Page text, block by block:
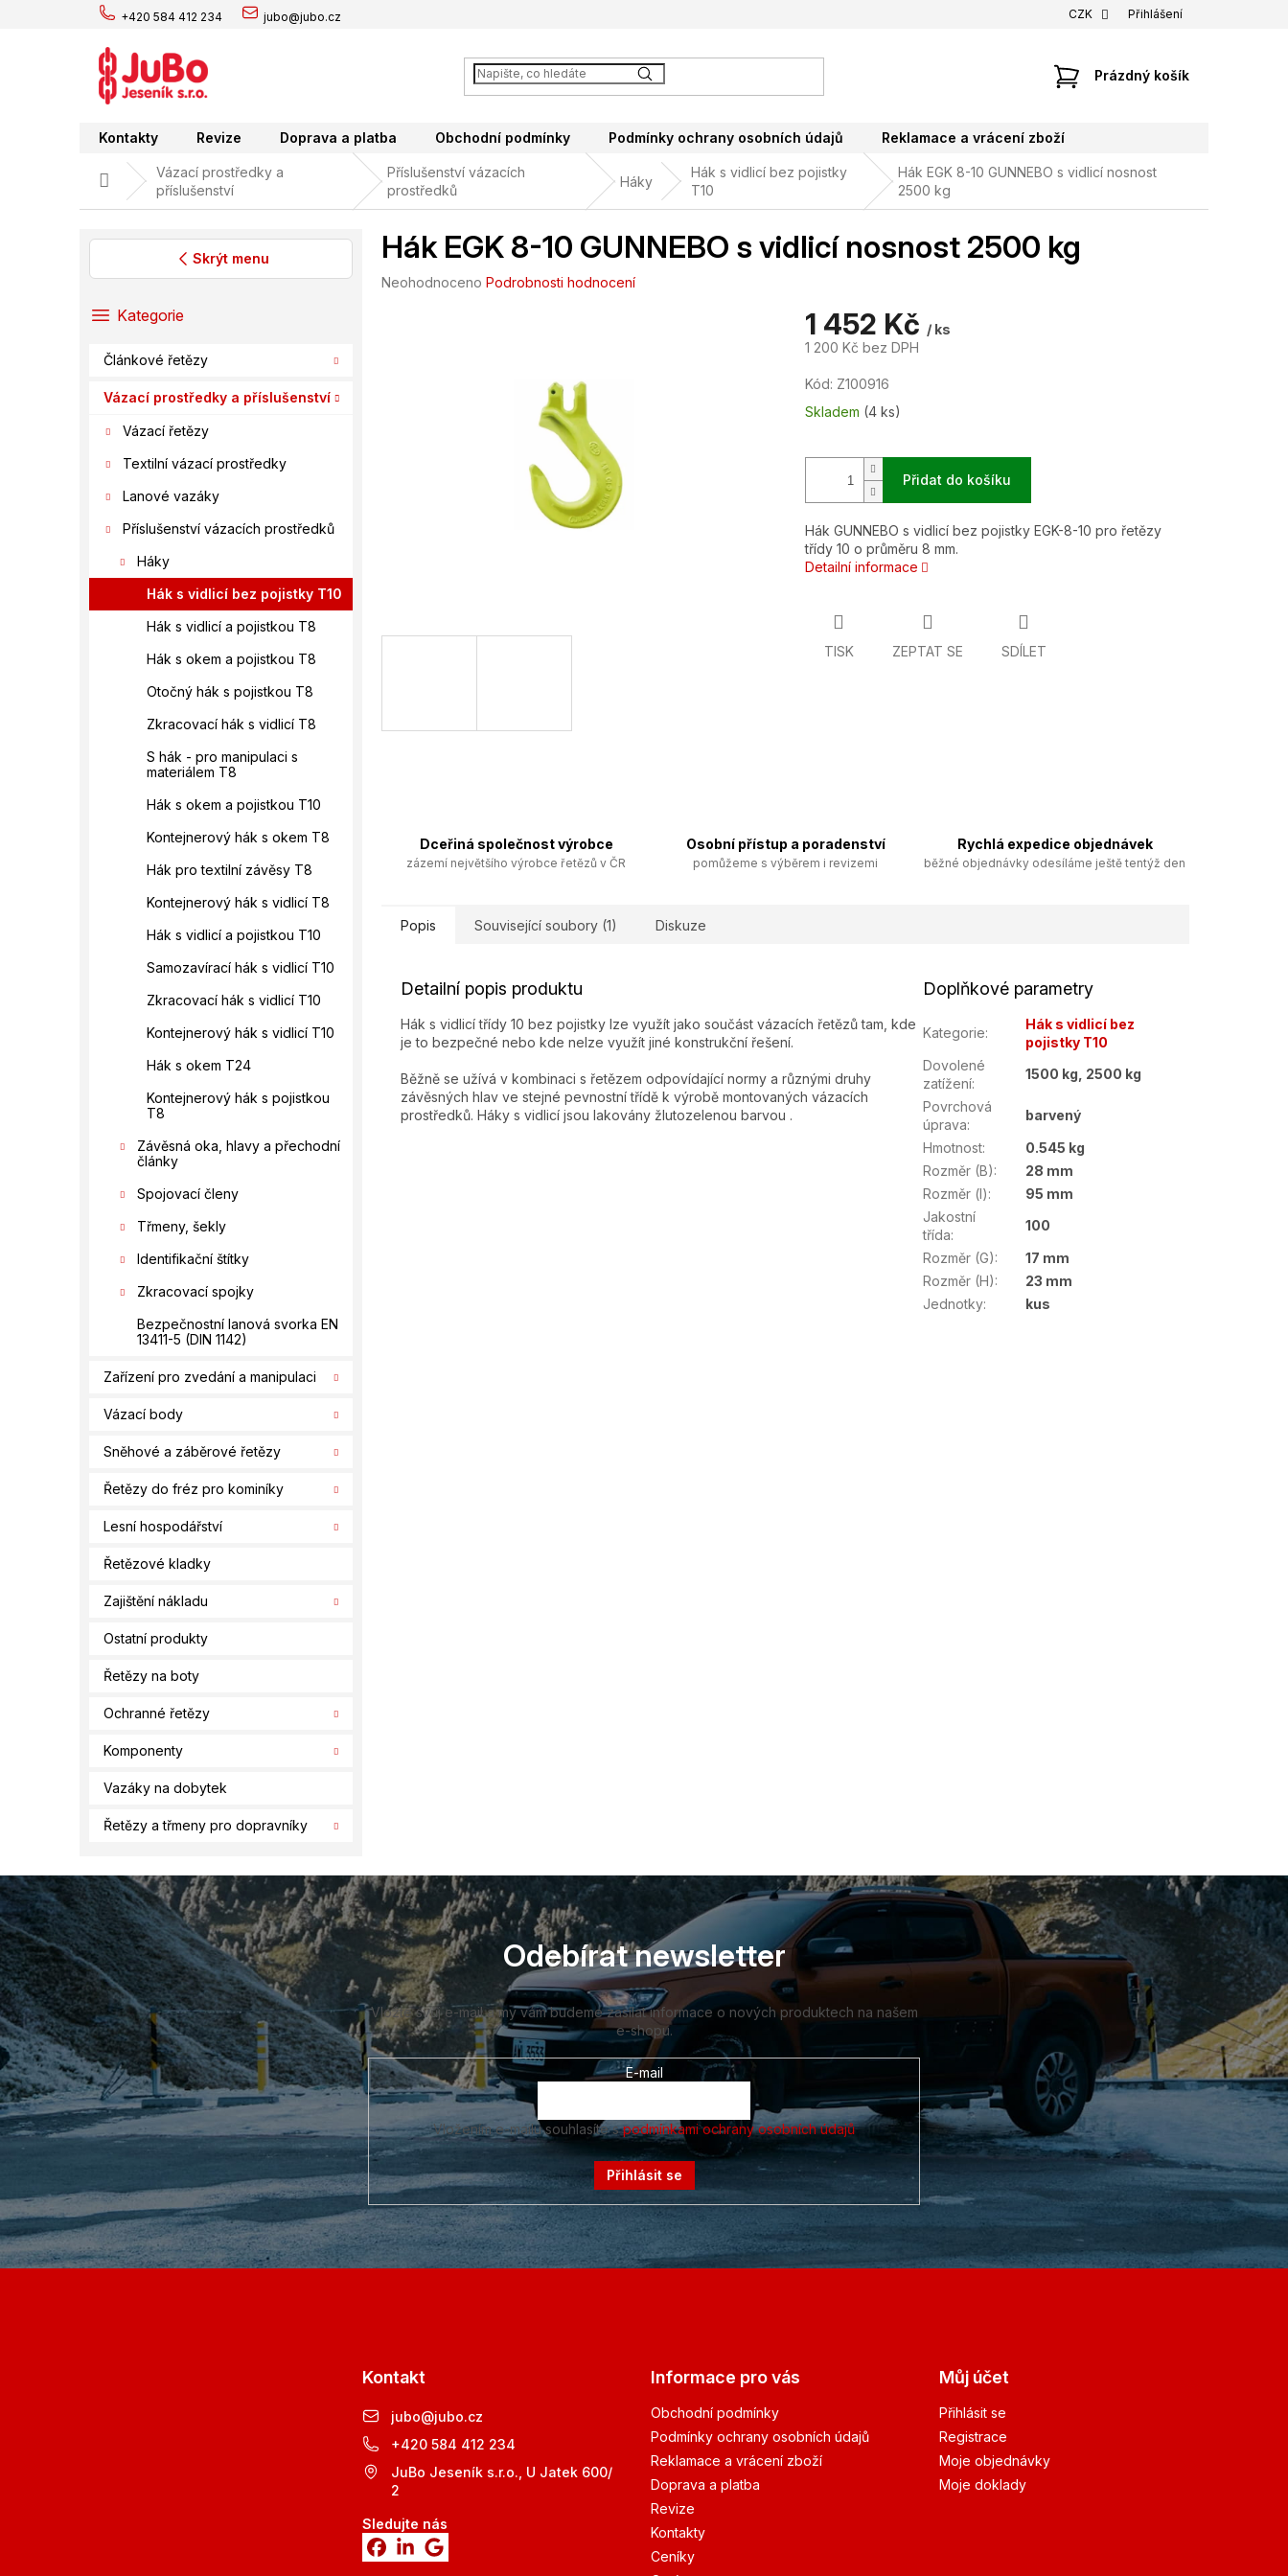
+420 584 412 234 jubo@jubo.cz CZK Přihlášení
NÁKUPNÍ
Prázdný košík
Kontakty Revize Doprava a platba Obchodní podmínky Podmínky ochrany osobních údajů Reklamace a vrácení zboží
Domů
Vázací prostředky a
příslušenství
Příslušenství vázacích
prostředků
Háky
Hák s vidlicí bez pojistky
T10
Hák EGK 8-10 GUNNEBO s vidlicí nosnost
2500 kg
Skrýt menu
PřeskočitKategorie
Článkové řetězy
Vázací prostředky a příslušenství
Vázací řetězy
Textilní vázací prostředky
Lanové vazáky
Příslušenství vázacích prostředků
Háky
Hák s vidlicí bez pojistky T10
Hák s vidlicí a pojistkou T8
Hák s okem a pojistkou T8
Otočný hák s pojistkou T8
Zkracovací hák s vidlicí T8
S hák - pro manipulaci s
materiálem T8
Hák s okem a pojistkou T10
Kontejnerový hák s okem T8
Hák pro textilní závěsy T8
Kontejnerový hák s vidlicí T8
Hák s vidlicí a pojistkou T10
Samozavírací hák s vidlicí T10
Zkracovací hák s vidlicí T10
Kontejnerový hák s vidlicí T10
Hák s okem T24
Kontejnerový hák s pojistkou
T8
Závěsná oka, hlavy a přechodní
články
Spojovací členy
Třmeny, šekly
Identifikační štítky
Zkracovací spojky
Bezpečnostní lanová svorka EN
13411-5 (DIN 1142)
Zařízení pro zvedání a manipulaci
Vázací body
Sněhové a záběrové řetězy
Řetězy do fréz pro kominíky
Lesní hospodářství
Řetězové kladky
Zajištění nákladu
Ostatní produkty
Řetězy na boty
Ochranné řetězy
Komponenty
Vazáky na dobytek
Řetězy a třmeny pro dopravníky
Hák EGK 8-10 GUNNEBO s vidlicí nosnost 2500 kg
Průměrné
Neohodnoceno Podrobnosti hodnocení
1 452 Kč / ks
1 200 Kč bez DPH
Měrná
cena:
Kód: Z100916
Skladem (4 ks)
Přidat do košíku
Hák GUNNEBO s vidlicí bez pojistky EGK-8-10 pro řetězy
třídy 10 o průměru 8 mm.
Detailní informace
TISK ZEPTAT SE SDÍLET
Dceřiná společnost výrobce
zázemí největšího výrobce řetězů v ČR
Osobní přístup a poradenství
pomůžeme s výběrem i revizemi
Rychlá expedice objednávek
běžné objednávky odesíláme ještě tentýž den
Popis Související soubory (1) Diskuze
Detailní popis produktu
Hák s vidlicí třídy 10 bez pojistky lze využít jako součást vázacích řetězů tam, kde
je to bezpečné nebo kde nelze využít jiné konstrukční řešení.
Běžně se užívá v kombinaci s řetězem odpovídající normy a různými druhy
závěsných hlav ve stejné pevnostní třídě k výrobě montovaných vázacích
prostředků. Háky s vidlicí jsou lakovány žlutozelenou barvou .
Doplňkové parametry
Kategorie:
Hák s vidlicí bez
pojistky T10
Dovolené
zatížení:
1500 kg, 2500 kg
Povrchová
úprava:
barvený
Hmotnost:
0.545 kg
Rozměr (B):
28 mm
Rozměr (l):
95 mm
Jakostní
třída:
100
Rozměr (G):
17 mm
Rozměr (H):
23 mm
Jednotky: kus
Z
á
p
a
t
í
Odebírat newsletter
Vložte svůj e-mail a my vám budeme zasílat informace o nových produktech na našem
e-shopu.
E-mail
Vložením e-mailu souhlasíte spodmínkami ochrany osobních údajů
Přihlásit se
Kontakt
jubo@jubo.cz
+420 584 412 234
JuBo Jeseník s.r.o., U Jatek 600/
2
Sledujte nás
Informace pro vás
Obchodní podmínky
Podmínky ochrany osobních údajů
Reklamace a vrácení zboží
Doprava a platba
Revize
Kontakty
Ceníky
Můj účet
Přihlásit se
Registrace
Moje objednávky
Moje doklady